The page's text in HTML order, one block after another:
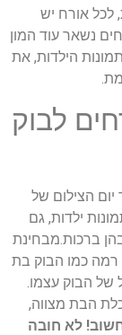
לכל אורח יש
נשאר עוד המון
הילדות, את
לבוק
הצילום של
ילדות, גם
ברכות.מבחינת
רמה כמו הבוק בת
של הבוק עצמו.
הבת מצווה,
לא חובה